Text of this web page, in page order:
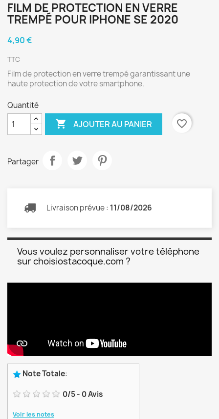
FILM DE PROTECTION EN VERRE
TREMPÉ POUR IPHONE SE 2020
4,90 €
TTC
Film de protection en verre trempé garantissant une
haute protection de votre smartphone.
Quantité
 AJOUTER AU PANIER favorite_border
Partager
Livraison prévue : 11/08/2026
Vous voulez personnaliser votre téléphone
sur choisiostacoque.com ?
Note Totale:
0/5- 0Avis
Voir les notes